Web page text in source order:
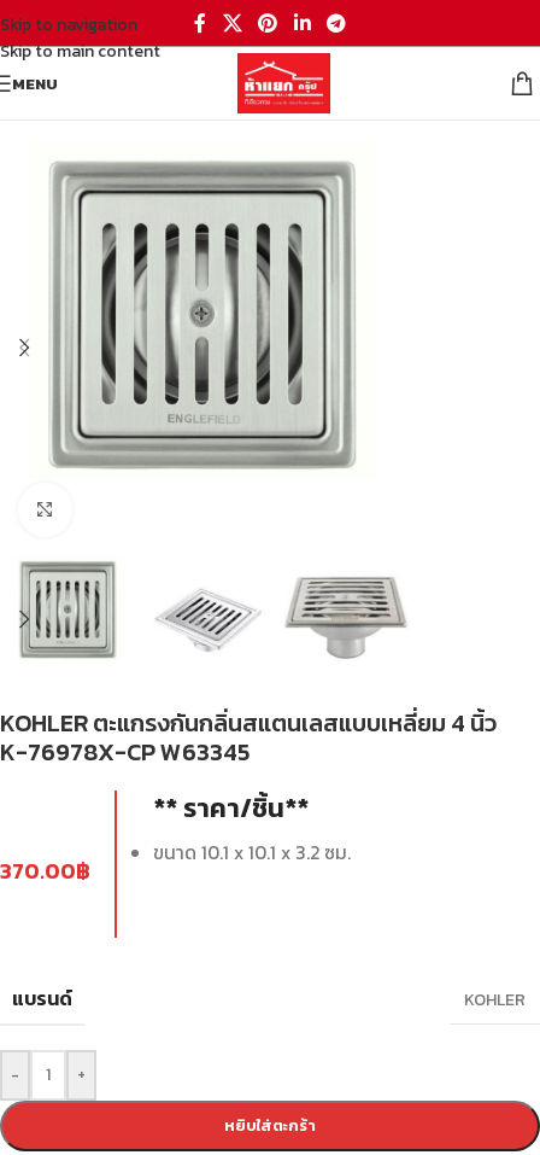
Skip to navigation
Skip to main content
MENU
ตะแกรงกันกลิ่น รางระบายน้ำ
KOHLER ตะแกรงกันกลิ่นสแตนเลสแบบเหลี่ยม 4 นิ้ว
K-76978X-CP W63345
370.00฿
** ราคา/ชิ้น**
ขนาด 10.1 x 10.1 x 3.2 ซม.
แบรนด์ KOHLER
- +
หยิบใส่ตะกร้า